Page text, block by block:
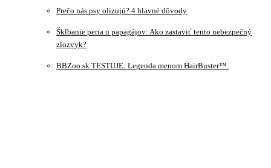
Prečo nás psy olizujú? 4 hlavné dôvody
Šklbanie peria u papagájov: Ako zastaviť tento nebezpečný
zlozvyk?
BBZoo.sk TESTUJE: Legenda menom HairBuster™.